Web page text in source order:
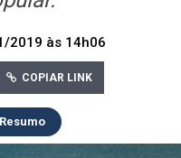
2019 às 14h06
COPIAR LINK
Resumo